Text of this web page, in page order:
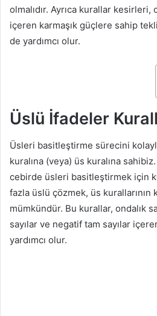
olmalıdır. Ayrıca kurallar kesirleri,
içeren karmaşık güçlere sahip
de yardımcı olur.
Üslü İfadeler
Üsleri basitleştirme sürecini
kuralına (veya) üs kuralına
cebirde üsleri basitleştirmek için
fazla üslü çözmek, üs kurallarının
mümkündür. Bu kurallar, ondalık
sayılar ve negatif tam sayılar
yardımcı olur.